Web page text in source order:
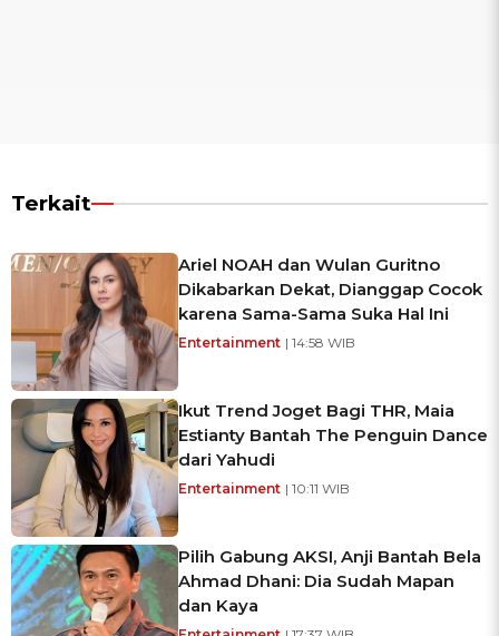
Terkait
Ariel NOAH dan Wulan Guritno
Dikabarkan Dekat, Dianggap Cocok
karena Sama-Sama Suka Hal Ini
Entertainment | 14:58 WIB
Ikut Trend Joget Bagi THR, Maia
Estianty Bantah The Penguin Dance
dari Yahudi
Entertainment | 10:11 WIB
Pilih Gabung AKSI, Anji Bantah Bela
Ahmad Dhani: Dia Sudah Mapan
dan Kaya